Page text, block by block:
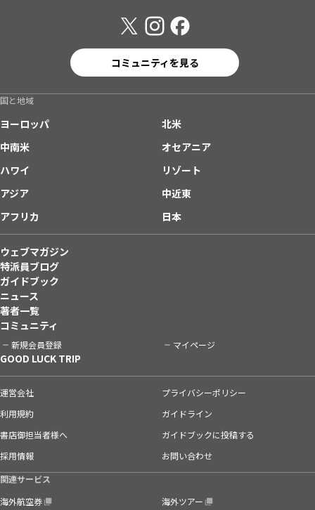
コミュニティを見る
国と地域
ヨーロッパ
北米
中南米
オセアニア
ハワイ
リゾート
アジア
中近東
アフリカ
日本
ウェブマガジン
特派員ブログ
ガイドブック
ニュース
著者一覧
コミュニティ
新規会員登録 マイページ
GOOD LUCK TRIP
運営会社
プライバシーポリシー
利用規約
ガイドライン
書店御担当者様へ
ガイドブックに投稿する
採用情報
お問い合わせ
関連サービス
海外航空券
海外ツアー